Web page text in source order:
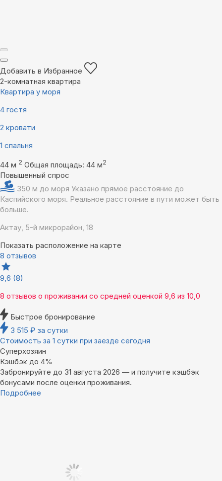
Добавить в Избранное
2-комнатная квартира
Квартира у моря
4 гостя
2 кровати
1 спальня
44 м 2 Общая площадь: 44 м2
Повышенный спрос
350 м до моря Указано прямое расстояние до
Каспийского моря. Реальное расстояние в пути может быть
больше.
Актау, 5-й микрорайон, 18
Показать расположение на карте
8 отзывов
9,6 (8)
8 отзывов о проживании со средней оценкой 9,6 из 10,0
Быстрое бронирование
3 515 ₽ за сутки
Стоимость за 1 сутки при заезде сегодня
Суперхозяин
Кэшбэк до 4%
Забронируйте до 31 августа 2026 — и получите кэшбэк
бонусами после оценки проживания.
Подробнее